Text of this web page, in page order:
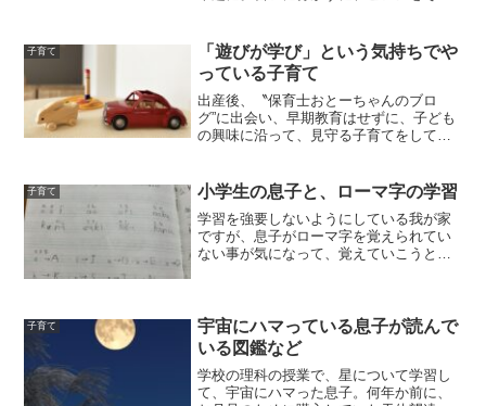
った、おすすめの楽譜 - 小さな暮らし日
記 (small-l...
子育て
「遊びが学び」という気持ちでや
っている子育て
出産後、〝保育士おとーちゃんのブロ
グ”に出会い、早期教育はせずに、子ども
の興味に沿って、見守る子育てをしてい
(function(b,c,f,g,a,d,e)...
子育て 小学生の息子と、ローマ字の学習
学習を強要しないようにしている我が家
ですが、息子がローマ字を覚えられてい
ない事が気になって、覚えていこうと誘
語も分からなくなって...
子育て
宇宙にハマっている息子が読んで
いる図鑑など
学校の理科の授業で、星について学習し
て、宇宙にハマった息子。何年か前に、